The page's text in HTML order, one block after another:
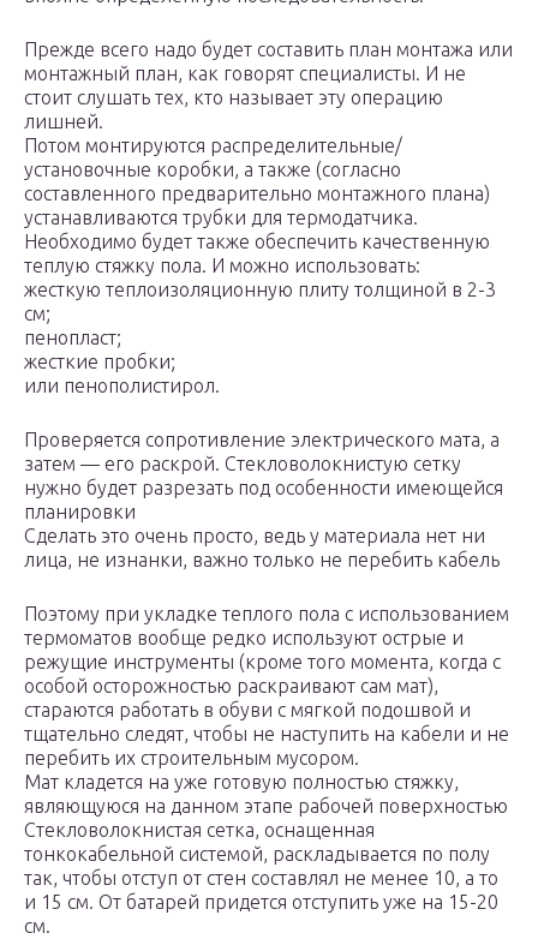
Прежде всего надо будет составить план монтажа или
монтажный план, как говорят специалисты. И не
стоит слушать тех, кто называет эту операцию
лишней.
Потом монтируются распределительные/
установочные коробки, а также (согласно
составленного предварительно монтажного плана)
устанавливаются трубки для термодатчика.
Необходимо будет также обеспечить качественную
теплую стяжку пола. И можно использовать:
жесткую теплоизоляционную плиту толщиной в 2-3
см;
пенопласт;
жесткие пробки;
или пенополистирол.
Проверяется сопротивление электрического мата, а
затем — его раскрой. Стекловолокнистую сетку
нужно будет разрезать под особенности имеющейся
планировки
Сделать это очень просто, ведь у материала нет ни
лица, не изнанки, важно только не перебить кабель
Поэтому при укладке теплого пола с использованием
термоматов вообще редко используют острые и
режущие инструменты (кроме того момента, когда с
особой осторожностью раскраивают сам мат),
стараются работать в обуви с мягкой подошвой и
тщательно следят, чтобы не наступить на кабели и не
перебить их строительным мусором.
Мат кладется на уже готовую полностью стяжку,
являющуюся на данном этапе рабочей поверхностью
Стекловолокнистая сетка, оснащенная
тонкокабельной системой, раскладывается по полу
так, чтобы отступ от стен составлял не менее 10, а то
и 15 см. От батарей придется отступить уже на 15-20
см.